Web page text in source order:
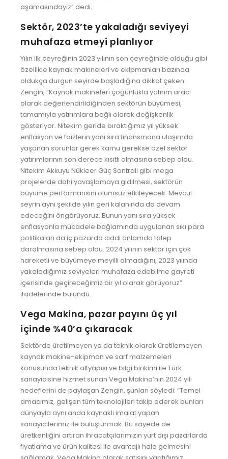
aşamasındayız” dedi.
Sektör, 2023’te yakaladığı seviyeyi
muhafaza etmeyi planlıyor
Yılın ilk çeyreğinin 2023 yılının son çeyreğinde olduğu gibi
özellikle kaynak makineleri ve ekipmanları bazında
oldukça durgun seyirde başladığına dikkat çeken
Zengin, “Kaynak makineleri çoğunlukla yatırım aracı
olarak değerlendirildiğinden sektörün büyümesi,
tamamıyla yatırımlara bağlı olarak değişkenlik
gösteriyor. Nitekim geride bıraktığımız yıl yüksek
enflasyon ve faizlerin yanı sıra finansmana ulaşımda
yaşanan sorunlar gerek kamu gerekse özel sektör
yatırımlarının son derece kısıtlı olmasına sebep oldu.
Nitekim Akkuyu Nükleer Güç Santrali gibi mega
projelerde dahi yavaşlamaya gidilmesi, sektörün
büyüme performansını olumsuz etkileyecek. Mevcut
seyrin aynı şekilde yılın geri kalanında da devam
edeceğini öngörüyoruz. Bunun yanı sıra yüksek
enflasyonla mücadele bağlamında uygulanan sıkı para
politikaları da iç pazarda ciddi anlamda talep
daralmasına sebep oldu. 2024 yılının sektör için çok
hareketli ve büyümeye meyilli olmadığını, 2023 yılında
yakaladığımız seviyeleri muhafaza edebilme gayreti
içerisinde geçireceğimiz bir yıl olarak görüyoruz”
ifadelerinde bulundu.
Vega Makina, pazar payını üç yıl
içinde %40’a çıkaracak
Sektörde üretilmeyen ya da teknik olarak üretilemeyen
kaynak makine-ekipman ve sarf malzemeleri
konusunda teknik altyapısı ve bilgi birikimi ile Türk
sanayicisine hizmet sunan Vega Makina’nın 2024 yılı
hedeflerini de paylaşan Zengin, şunları söyledi: “Temel
amacımız, gelişen tüm teknolojileri takip ederek bunları
dünyayla aynı anda kaynaklı imalat yapan
sanayicilerimiz ile buluşturmak. Bu sayede de
üretkenliğini artıran ihracatçılarımızın yurt dışı pazarlarda
fiyatlama ve ürün kalitesi ile avantajlı hale gelmesini